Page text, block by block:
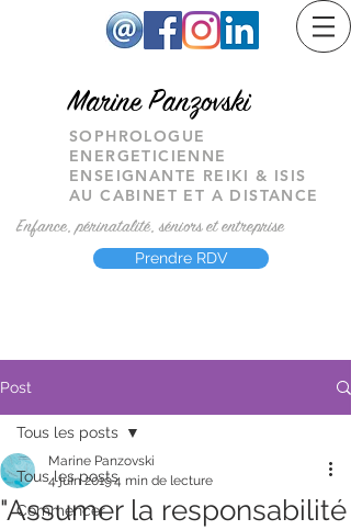
Marine Panzovski
SOPHROLOGUE
ENERGETICIENNE
ENSEIGNANTE REIKI & ISIS
AU CABINET ET A DISTANCE
Enfance, périnatalité, séniors et entreprise
Prendre RDV
Post
Tous les posts
Commencer
Tous les posts
"Assumer la responsabilité
Marine Panzovski
4 juin 20194 min de lecture